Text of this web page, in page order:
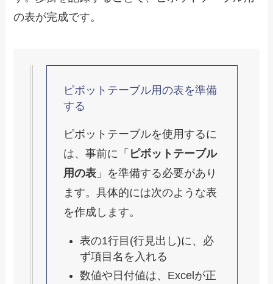
の表が完成です。
ピボットテーブル用の表を準備
する
ピボットテーブルを使用するに
は、事前に「 ピボットテーブル
用の表 」を準備する必要があり
ます。具体的には次のような表
を作成します。
表の1行目(行見出し)に、必
ず項目名を入れる
数値や日付値は、Excelが正